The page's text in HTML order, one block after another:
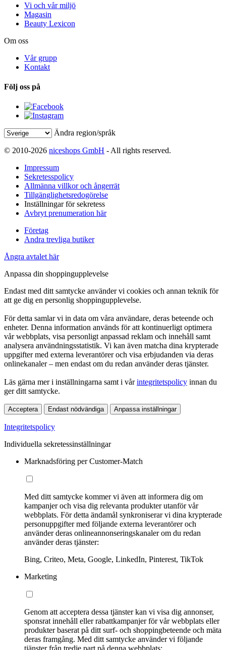
Vi och vår miljö
Magasin
Beauty Lexicon
Om oss
Vår grupp
Kontakt
Följ oss på
Ändra region/språk
© 2010-2026 niceshops GmbH - All rights reserved.
Impressum
Sekretesspolicy
Allmänna villkor och ångerrät
Tillgänglighetsredogörelse
Inställningar för sekretess
Avbryt prenumeration här
Företag
Andra trevliga butiker
Ångra avtalet här
Anpassa din shoppingupplevelse
Endast med ditt samtycke använder vi cookies och annan teknik för
att ge dig en personlig shoppingupplevelse.
För detta samlar vi in data om våra användare, deras beteende och
enheter. Denna information används för att kontinuerligt optimera
vår webbplats, visa personligt anpassad reklam och innehåll samt
analysera användningsstatistik. Vi kan även matcha dina krypterade
uppgifter med externa leverantörer och visa erbjudanden via deras
onlinekanaler – men endast om du redan använder deras tjänster.
Läs gärna mer i inställningarna samt i vårintegritetspolicy innan du
ger ditt samtycke.
Acceptera Endast nödvändiga Anpassa inställningar
Integritetspolicy
Individuella sekretessinställningar
Marknadsföring per Customer-Match
Med ditt samtycke kommer vi även att informera dig om
kampanjer och visa dig relevanta produkter utanför vår
webbplats. För detta ändamål synkroniserar vi dina krypterade
personuppgifter med följande externa leverantörer och
använder deras onlineannonseringskanaler om du redan
använder deras tjänster:
Bing, Criteo, Meta, Google, LinkedIn, Pinterest, TikTok
Marketing
Genom att acceptera dessa tjänster kan vi visa dig annonser,
sponsrat innehåll eller rabattkampanjer för vår webbplats eller
produkter baserat på ditt surf- och shoppingbeteende och mäta
deras framgång. Med ditt samtycke använder vi följande